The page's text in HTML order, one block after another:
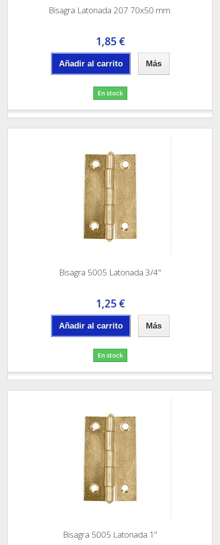
Bisagra Latonada 207 70x50 mm.
1,85 €
Añadir al carrito Más
En stock
Bisagra 5005 Latonada 3/4"
1,25 €
Añadir al carrito Más
En stock
Bisagra 5005 Latonada 1"